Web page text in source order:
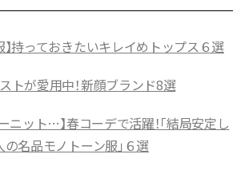
】持っておきたいキレイめトップス６選
トが愛用中！新顔ブランド8選
ーニット…】春コーデで活躍！「結局安定し
の名品モノトーン服」６選